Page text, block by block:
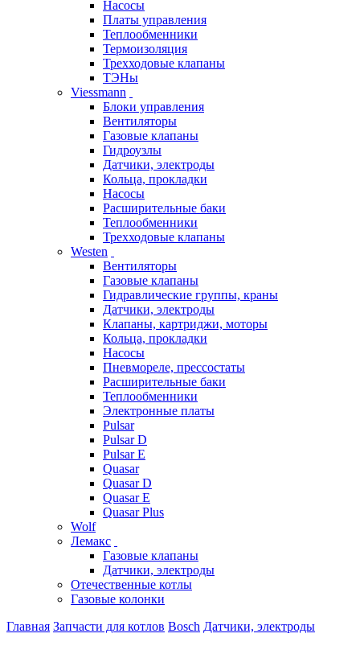
Насосы
Платы управления
Теплообменники
Термоизоляция
Трехходовые клапаны
ТЭНы
Viessmann
Блоки управления
Вентиляторы
Газовые клапаны
Гидроузлы
Датчики, электроды
Кольца, прокладки
Насосы
Расширительные баки
Теплообменники
Трехходовые клапаны
Westen
Вентиляторы
Газовые клапаны
Гидравлические группы, краны
Датчики, электроды
Клапаны, картриджи, моторы
Кольца, прокладки
Насосы
Пневмореле, прессостаты
Расширительные баки
Теплообменники
Электронные платы
Pulsar
Pulsar D
Pulsar E
Quasar
Quasar D
Quasar E
Quasar Plus
Wolf
Лемакс
Газовые клапаны
Датчики, электроды
Отечественные котлы
Газовые колонки
Главная Запчасти для котлов Bosch Датчики, электроды